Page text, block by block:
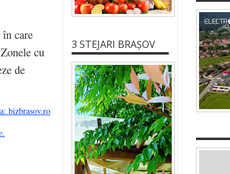
care
cu
de
bizbrasov.ro
3 STEJARI BRAȘOV